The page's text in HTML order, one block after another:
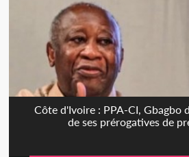
Côte d'Ivoire : PPA-CI, Gbagbo
de ses prérogatives de